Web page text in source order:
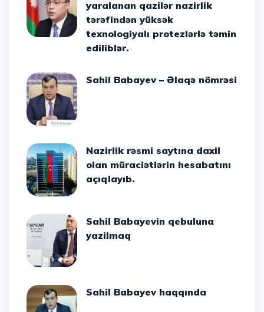
yaralanan qazilər nazirlik
tərəfindən yüksək
texnologiyalı protezlərlə təmin
ediliblər.
Sahil Babayev – Əlaqə nömrəsi
Nazirlik rəsmi saytına daxil
olan müraciətlərin hesabatını
açıqlayıb.
Sahil Babayevin qebuluna
yazilmaq
Sahil Babayev haqqında